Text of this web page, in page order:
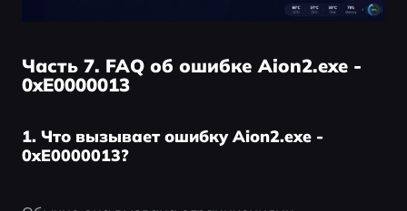
Часть 7. FAQ об ошибке Aion2.exe -
0xE0000013
1. Что вызывает ошибку Aion2.exe -
0xE0000013?